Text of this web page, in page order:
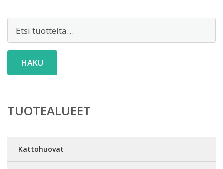
HAKU
TUOTEALUEET
Kattohuovat